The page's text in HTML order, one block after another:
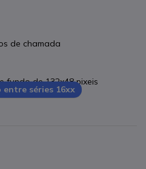
de chamada
fundo de 132x48 pixeis
séries 16xx